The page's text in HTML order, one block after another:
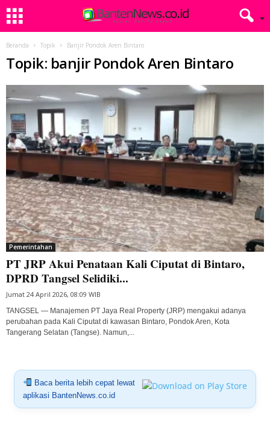
Beranda Topik Banjir Pondok Aren Bintaro
Topik: banjir Pondok Aren Bintaro
Pemerintahan
PT JRP Akui Penataan Kali Ciputat di Bintaro,
DPRD Tangsel Selidiki...
Jumat 24 April 2026, 08:09 WIB
TANGSEL — Manajemen PT Jaya Real Property (JRP) mengakui adanya
perubahan pada Kali Ciputat di kawasan Bintaro, Pondok Aren, Kota
Tangerang Selatan (Tangse). Namun,...
Baca berita lebih cepat lewat
aplikasi BantenNews.co.id